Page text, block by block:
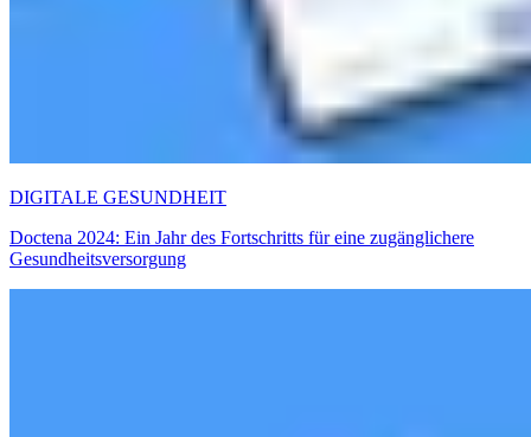
DIGITALE GESUNDHEIT
Doctena 2024: Ein Jahr des Fortschritts für eine zugänglichere
Gesundheitsversorgung